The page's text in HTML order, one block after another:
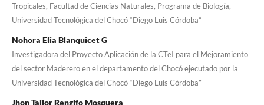
Tropicales, Facultad de Ciencias Naturales, Programa de Biología,
Universidad Tecnológica del Chocó “Diego Luis Córdoba”
Nohora Elia Blanquicet G
Investigadora del Proyecto Aplicación de la CTeI para el Mejoramiento
del sector Maderero en el departamento del Chocó ejecutado por la
Universidad Tecnológica del Chocó “Diego Luis Córdoba”
Jhon Tailor Rengifo Mosquera